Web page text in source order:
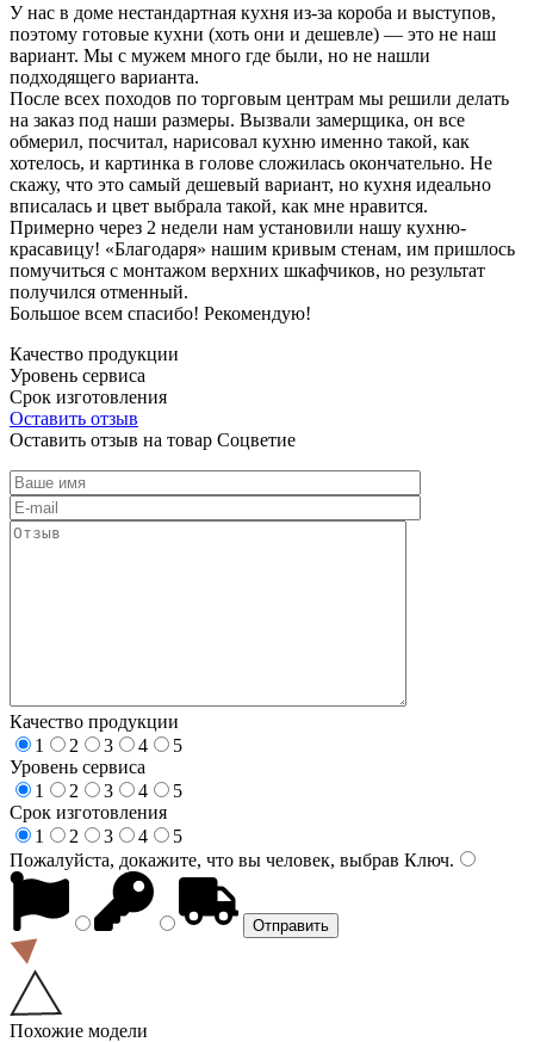
У нас в доме нестандартная кухня из-за короба и выступов,
поэтому готовые кухни (хоть они и дешевле) — это не наш
вариант. Мы с мужем много где были, но не нашли
подходящего варианта.
После всех походов по торговым центрам мы решили делать
на заказ под наши размеры. Вызвали замерщика, он все
обмерил, посчитал, нарисовал кухню именно такой, как
хотелось, и картинка в голове сложилась окончательно. Не
скажу, что это самый дешевый вариант, но кухня идеально
вписалась и цвет выбрала такой, как мне нравится.
Примерно через 2 недели нам установили нашу кухню-
красавицу! «Благодаря» нашим кривым стенам, им пришлось
помучиться с монтажом верхних шкафчиков, но результат
получился отменный.
Большое всем спасибо! Рекомендую!
Качество продукции
Уровень сервиса
Срок изготовления
Оставить отзыв
Оставить отзыв на товар Соцветие
Качество продукции
1
2 3 4
5
Уровень сервиса
1
2 3 4
5
Срок изготовления
1
2 3 4
5
Пожалуйста, докажите, что вы человек, выбрав Ключ.
Похожие модели